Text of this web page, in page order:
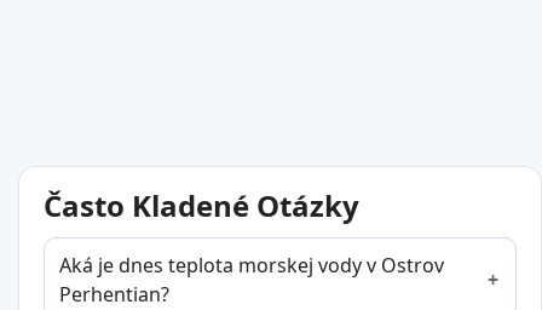
Často Kladené Otázky
Aká je dnes teplota morskej vody v Ostrov
Perhentian?